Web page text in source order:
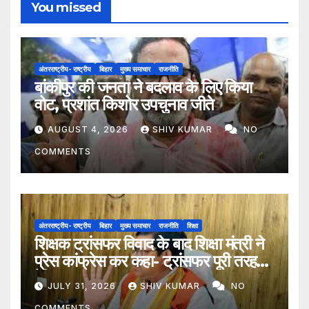
You missed
अंतरराष्ट्रीय- राष्ट्रीय बिहार मुख्य समाचार राजनीति
बांकीपुर की जनता ने बदलाव के लिए किया
वोट, प्रशांत किशोर उपचुनाव जीते
AUGUST 4, 2026 SHIV KUMAR NO
COMMENTS
अंतरराष्ट्रीय- राष्ट्रीय बिहार मुख्य समाचार राजनीति शिक्षा
शिक्षक ट्रांसफर विवाद के बाद शिक्षा मंत्री ने
प्रेस कांफ्रेस कर कहा- ट्रांसफर पूरी तरह
ऐच्छिक
JULY 31, 2026 SHIV KUMAR NO